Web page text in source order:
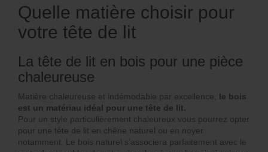
Quelle matière choisir pour
votre tête de lit
La tête de lit en bois pour une pièce
chaleureuse
Matière chaleureuse et indémodable par excellence, le bois
est un matériau idéal pour une tête de lit.
Pour un style particulièrement chaleureux vous pourrez opter
pour une tête de lit en chêne naturel ou en noyer
notamment. Le bois naturel s’associera parfaitement avec le